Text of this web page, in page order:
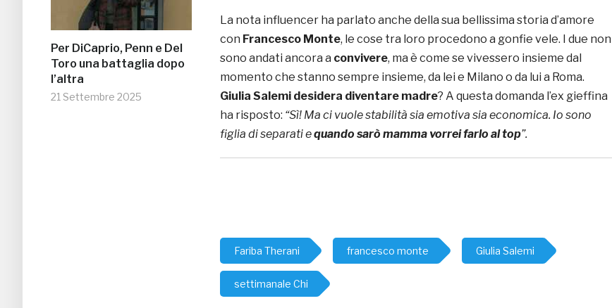
Per DiCaprio, Penn e Del
Toro una battaglia dopo
l’altra
21 Settembre 2025
La nota influencer ha parlato anche della sua bellissima storia d’amore
con Francesco Monte, le cose tra loro procedono a gonfie vele. I due non
sono andati ancora a convivere, ma è come se vivessero insieme dal
momento che stanno sempre insieme, da lei e Milano o da lui a Roma.
Giulia Salemi desidera diventare madre? A questa domanda l’ex gieffina
ha risposto: “Sì! Ma ci vuole stabilità sia emotiva sia economica. Io sono
figlia di separati equando sarò mamma vorrei farlo al top”.
Fariba Therani francesco monte Giulia Salemi
settimanale Chi